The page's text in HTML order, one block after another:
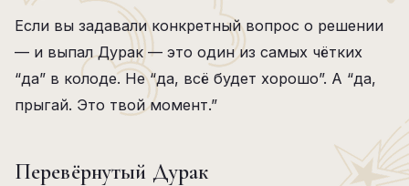
Если вы задавали конкретный вопрос о решении
— и выпал Дурак — это один из самых чётких
“да” в колоде. Не “да, всё будет хорошо”. А “да,
прыгай. Это твой момент.”
Перевёрнутый Дурак